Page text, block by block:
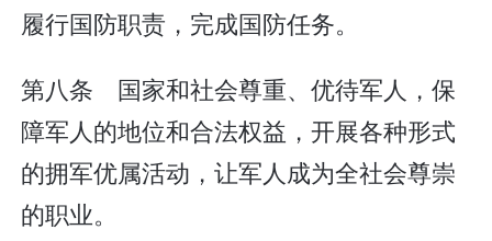
履行国防职责，完成国防任务。
第八条 国家和社会尊重、优待军人，保
障军人的地位和合法权益，开展各种形式
的拥军优属活动，让军人成为全社会尊崇
的职业。